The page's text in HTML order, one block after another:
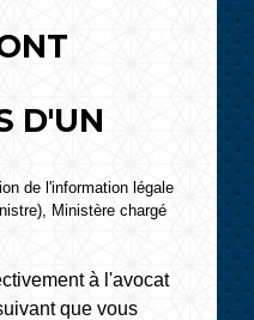
D'UN
de l'information légale
Ministère chargé
à l'avocat
que vous